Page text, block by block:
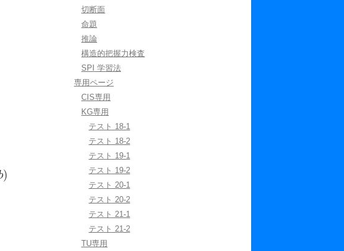
)
切断面
命題
推論
構造的把握力検査
SPI 学習法
専用ページ
CIS専用
KG専用
テスト 18-1
テスト 18-2
テスト 19-1
テスト 19-2
テスト 20-1
テスト 20-2
テスト 21-1
テスト 21-2
TU専用